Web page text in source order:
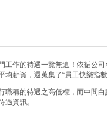
工作的待遇一覽無遺！依循公
薪資，還蒐集了“員工快樂指
職稱的待遇之高低標，而中間
遇資訊。